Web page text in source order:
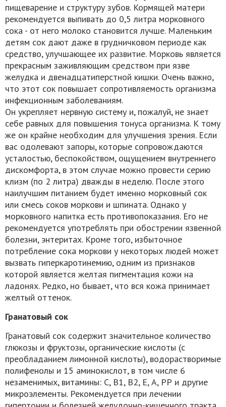
пищеварение и структуру зубов. Кормящей матери
рекомендуется выпивать до 0,5 литра морковного
сока - от него молоко становится лучше. Маленьким
детям сок дают даже в грудничковом периоде как
средство, улучшающее их развитие. Морковь является
прекрасным заживляющим средством при язве
желудка и двенадцатиперстной кишки. Очень важно,
что этот сок повышает сопротивляемость организма
инфекционным заболеваниям.
Он укрепляет нервную систему и, пожалуй, не знает
себе равных для повышения тонуса организма. К тому
же он крайне необходим для улучшения зрения. Если
вас одолевают запоры, которые сопровождаются
усталостью, беспокойством, ощущением внутреннего
дискомфорта, в этом случае можно провести серию
клизм (по 2 литра) дважды в неделю. После этого
наилучшим питанием будет именно морковный сок
или смесь соков моркови и шпината. Однако у
морковного напитка есть противопоказания. Его не
рекомендуется употреблять при обострении язвенной
болезни, энтеритах. Кроме того, избыточное
потребление сока моркови у некоторых людей может
вызвать гиперкаротинемию, одним из признаков
которой является желтая пигментация кожи на
ладонях. Редко, но бывает, что вся кожа принимает
желтый оттенок.
Гранатовый сок
Гранатовый сок содержит значительное количество
глюкозы и фруктозы, органические кислоты (с
преобладанием лимонной кислоты), водорастворимые
полифенолы и 15 аминокислот, в том числе 6
незаменимых, витамины: С, В1, В2, Е, А, РР и другие
микроэлементы. Рекомендуется при лечении